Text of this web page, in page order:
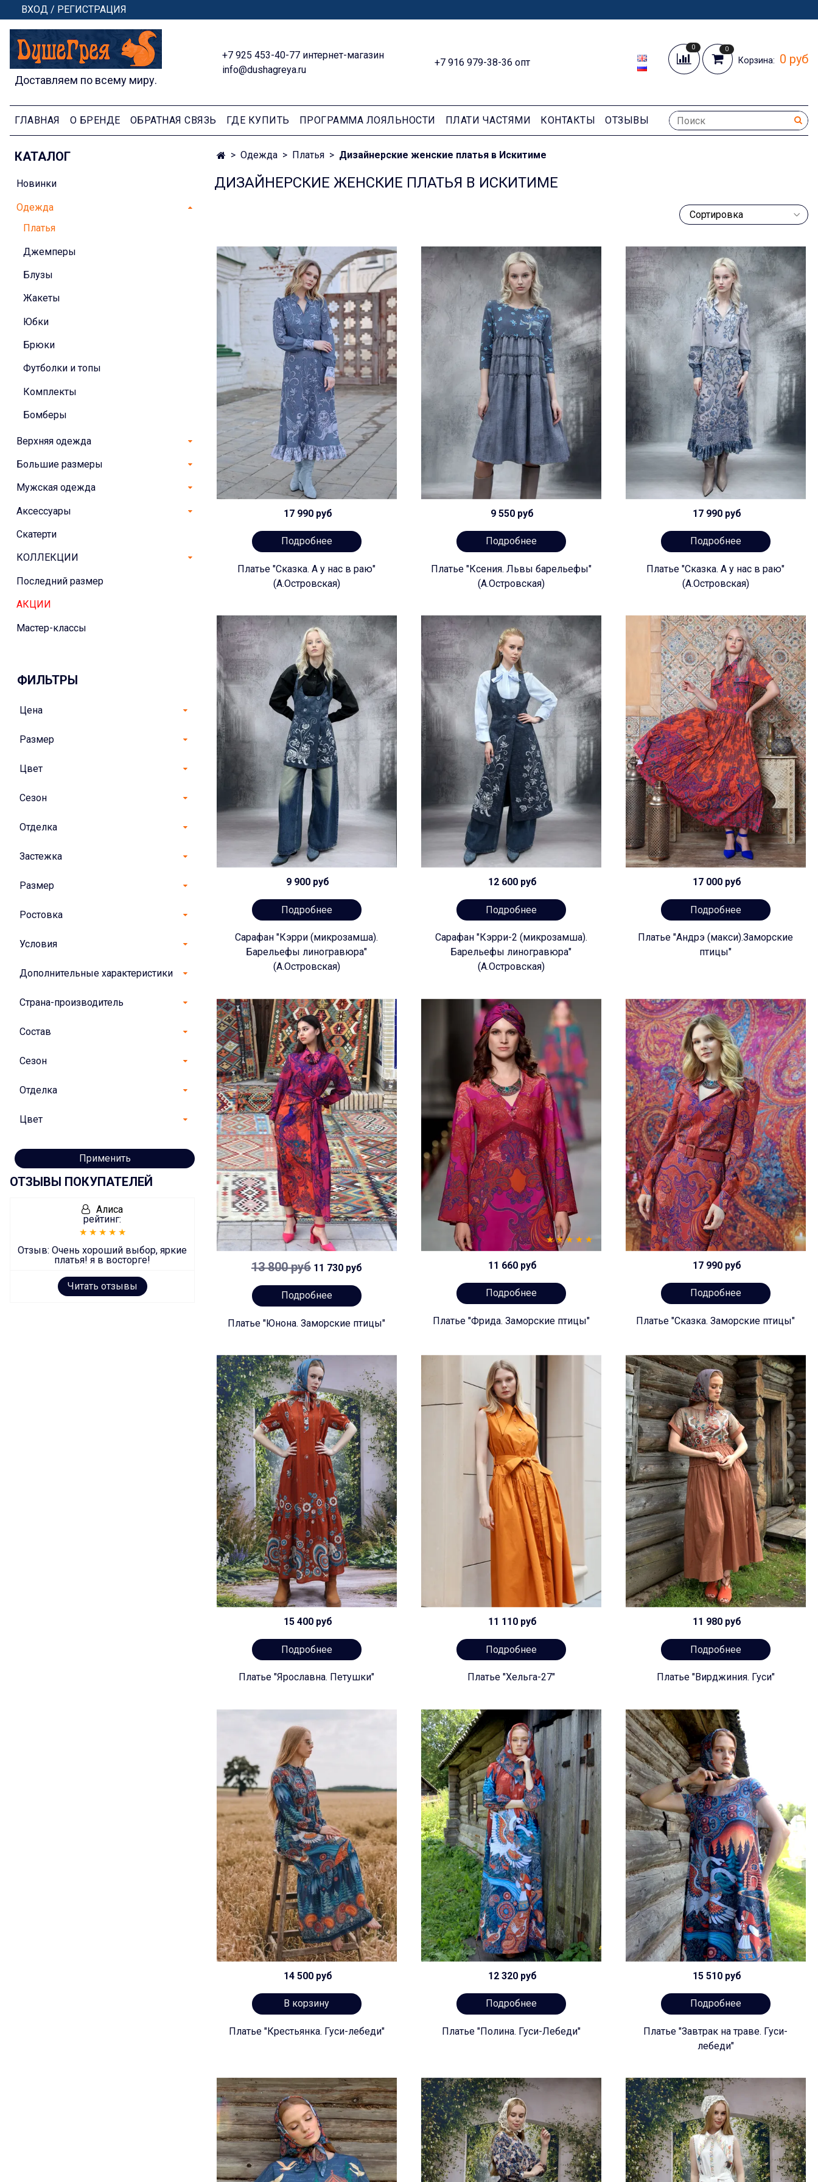
ВХОД / РЕГИСТРАЦИЯ
Доставляем по всему миру.
+7 925 453-40-77 интернет-магазин
info@dushagreya.ru
+7 916 979-38-36 опт
0 0
Корзина: 0 руб
ГЛАВНАЯ О БРЕНДЕ ОБРАТНАЯ СВЯЗЬ ГДЕ КУПИТЬ ПРОГРАММА ЛОЯЛЬНОСТИ ПЛАТИ ЧАСТЯМИ КОНТАКТЫ ОТЗЫВЫ
Одежда Платья Дизайнерские женские платья в Искитиме
ДИЗАЙНЕРСКИЕ ЖЕНСКИЕ ПЛАТЬЯ В ИСКИТИМЕ
17 990 руб
Подробнее
Платье "Сказка. А у нас в раю"
(А.Островская)
9 550 руб
Подробнее
Платье "Ксения. Львы барельефы"
(А.Островская)
17 990 руб
Подробнее
Платье "Сказка. А у нас в раю"
(А.Островская)
9 900 руб
Подробнее
Сарафан "Кэрри (микрозамша).
Барельефы линогравюра"
(А.Островская)
12 600 руб
Подробнее
Сарафан "Кэрри-2 (микрозамша).
Барельефы линогравюра"
(А.Островская)
17 000 руб
Подробнее
Платье "Андрэ (макси).Заморские
птицы"
13 800 руб11 730 руб
Подробнее
Платье "Юнона. Заморские птицы"
11 660 руб
Подробнее
Платье "Фрида. Заморские птицы"
17 990 руб
Подробнее
Платье "Сказка. Заморские птицы"
15 400 руб
Подробнее
Платье "Ярославна. Петушки"
11 110 руб
Подробнее
Платье "Хельга-27"
11 980 руб
Подробнее
Платье "Вирджиния. Гуси"
14 500 руб
В корзину
Платье "Крестьянка. Гуси-лебеди"
12 320 руб
Подробнее
Платье "Полина. Гуси-Лебеди"
15 510 руб
Подробнее
Платье "Завтрак на траве. Гуси-
лебеди"
КАТАЛОГ
Новинки
Одежда
Платья
Джемперы
Блузы
Жакеты
Юбки
Брюки
Футболки и топы
Комплекты
Бомберы
Верхняя одежда
Большие размеры
Мужская одежда
Аксессуары
Скатерти
КОЛЛЕКЦИИ
Последний размер
АКЦИИ
Мастер-классы
ФИЛЬТРЫ
Цена
Размер
Цвет
Сезон
Отделка
Застежка
Размер
Ростовка
Условия
Дополнительные характеристики
Страна-производитель
Состав
Сезон
Отделка
Цвет
Применить
ОТЗЫВЫ ПОКУПАТЕЛЕЙ
Алиса
рейтинг:
Отзыв: Очень хороший выбор, яркие
платья! я в восторге!
Читать отзывы